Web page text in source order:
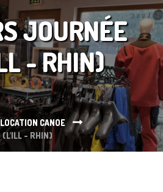
JOURNÉE
- RHIN)
CANOE
(L'ILL - RHIN)